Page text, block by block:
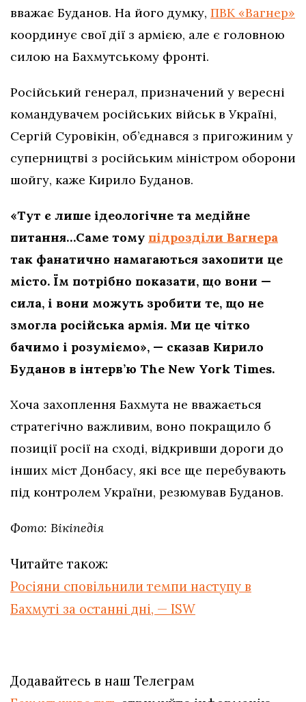
вважає Буданов. На його думку, ПВК «Вагнер»
координує свої дії з армією, але є головною
силою на Бахмутському фронті.
Російський генерал, призначений у вересні
командувачем російських військ в Україні,
Сергій Суровікін, об’єднався з пригожиним у
суперництві з російським міністром оборони
шойгу, каже Кирило Буданов.
«Тут є лише ідеологічне та медійне
питання…Саме тому підрозділи Вагнера
так фанатично намагаються захопити це
місто. Їм потрібно показати, що вони —
сила, і вони можуть зробити те, що не
змогла російська армія. Ми це чітко
бачимо і розуміємо», — сказав Кирило
Буданов в інтерв’ю The New York Times.
Хоча захоплення Бахмута не вважається
стратегічно важливим, воно покращило б
позиції росії на сході, відкривши дороги до
інших міст Донбасу, які все ще перебувають
під контролем України, резюмував Буданов.
Фото: Вікіпедія
Читайте також:
Росіяни сповільнили темпи наступу в
Бахмуті за останні дні, — ISW
Додавайтесь в наш Телеграм